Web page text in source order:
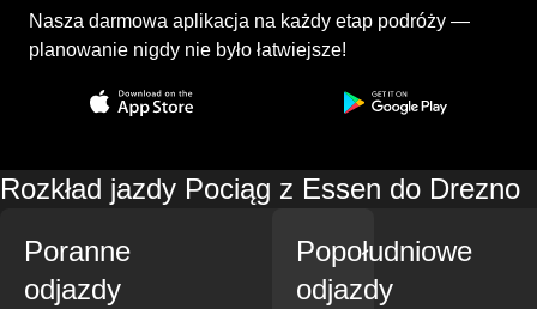
Nasza darmowa aplikacja na każdy etap podróży —
planowanie nigdy nie było łatwiejsze!
Rozkład jazdy Pociąg z Essen do Drezno
Poranne
odjazdy
Popołudniowe
odjazdy